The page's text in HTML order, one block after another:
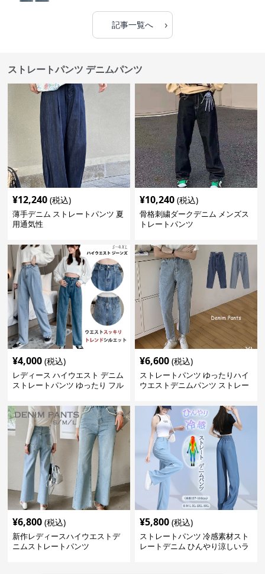
記事一覧へ ›
ストレートパンツ デニムパンツ
¥12,240 (税込)
薄手デニム ストレートパンツ 夏
用通気性
¥10,240 (税込)
骨格刺繍ダークデニム メンズス
トレートパンツ
¥4,000 (税込)
レディース ハイウエスト デニム
ストレートパンツ ゆったり フル
¥6,600 (税込)
ストレートパンツ ゆったりハイ
ウエストデニムパンツ ストレー
¥6,800 (税込)
新作レディースハイウエストデ
ニムストレートパンツ
¥5,800 (税込)
ストレートパンツ 冷感素材スト
レートデニム ひんやり涼しいラ